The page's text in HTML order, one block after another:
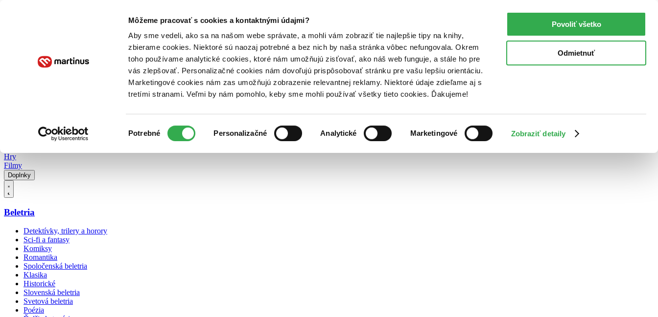
Môžeme pracovať s cookies a kontaktnými údajmi?
Aby sme vedeli, ako sa na našom webe správate, a mohli vám zobraziť tie najlepšie tipy na knihy,
zbierame cookies. Niektoré sú naozaj potrebné a bez nich by naša stránka vôbec nefungovala. Okrem
toho používame analytické cookies, ktoré nám umožňujú zisťovať, ako náš web funguje, a stále ho pre
vás zlepšovať. Personalizačné cookies nám dovoľujú prispôsobovať stránku pre vašu lepšiu orientáciu.
Marketingové cookies nám zas umožňujú zobrazenie relevantnej reklamy. Niektoré údaje zdieľame aj s
tretími stranami. Veľmi by nám pomohlo, keby sme mohli používať všetky tieto cookies. Ďakujeme!
súhlasu
Potrebné Personalizačné Analytické Marketingové Zobraziť detaily
Povoliť všetko
Odmietnuť
Poukážky Kontakt
Hry
Filmy
Doplnky
Beletria
Detektívky, trilery a horory
Sci-fi a fantasy
Komiksy
Romantika
Spoločenská beletria
Klasika
Historické
Slovenská beletria
Svetová beletria
Poézia